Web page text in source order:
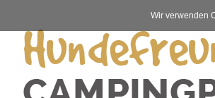
Wir verwenden